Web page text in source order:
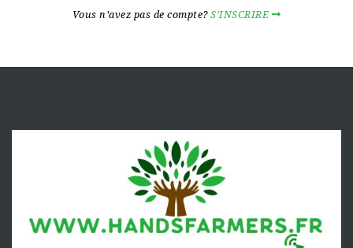
Vous n’avez pas de compte?S’INSCRIRE